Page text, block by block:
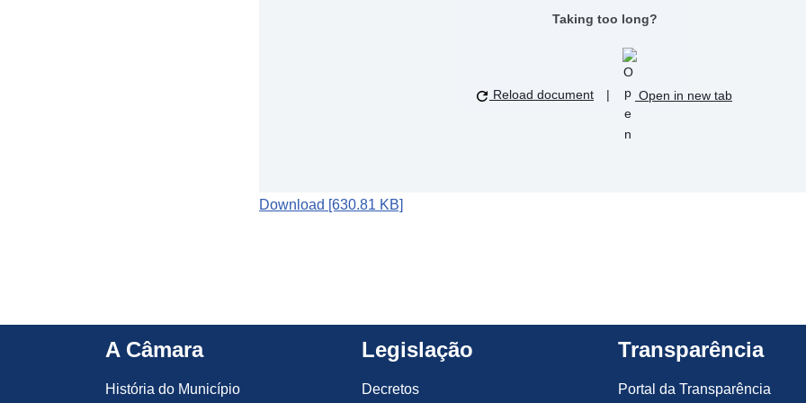
Taking too long?
Reload document | Open in new tab
Download [630.81 KB]
A Câmara
História do Município
Legislação
Decretos
Transparência
Portal da Transparência